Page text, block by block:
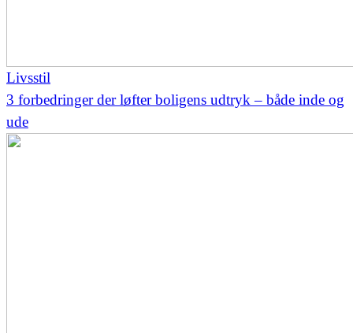
Livsstil
3 forbedringer der løfter boligens udtryk – både inde og
ude